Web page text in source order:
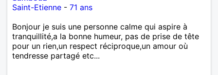
Saint-Etienne - 71 ans
Bonjour je suis une personne calme qui aspire à
tranquillité,a la bonne humeur, pas de prise de tête
pour un rien,un respect réciproque,un amour où
tendresse partagé etc...